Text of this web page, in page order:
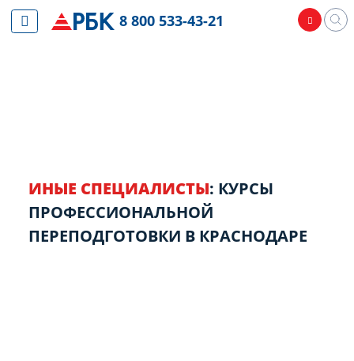
ИНЫЕ СПЕЦИАЛИСТЫ: КУРСЫ
ПРОФЕССИОНАЛЬНОЙ
ПЕРЕПОДГОТОВКИ В КРАСНОДАРЕ
8 800 533-43-21